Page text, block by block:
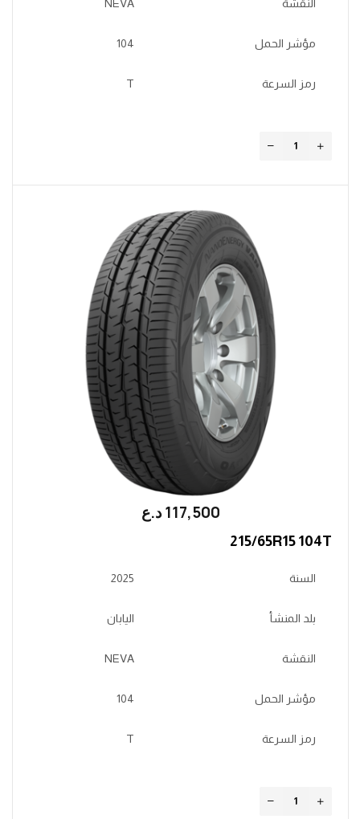
النقشة NEVA
مؤشر الحمل 104
رمز السرعة T
117,500 ؜د.؜ع
215/65R15 104T
السنة 2025
بلد المنشأ اليابان
النقشة NEVA
مؤشر الحمل 104
رمز السرعة T